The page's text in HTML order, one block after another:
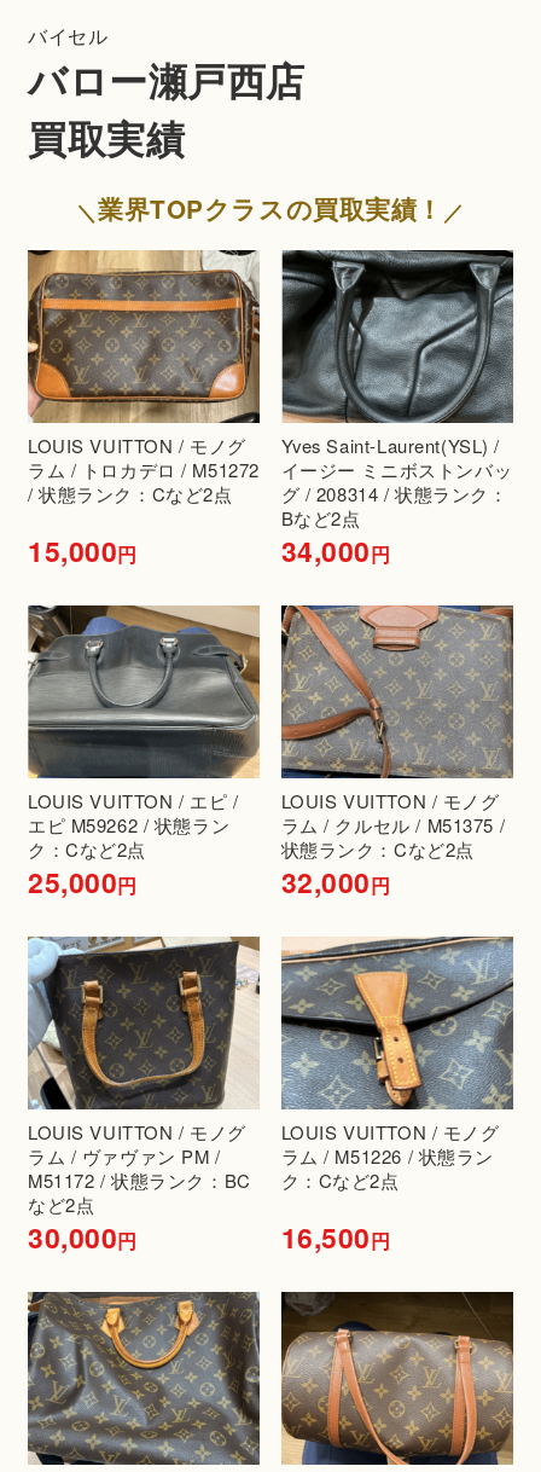
バイセル
バロー瀬戸西店
買取実績
業界TOPクラスの買取実績！
LOUIS VUITTON / モノグ
ラム / トロカデロ / M51272
/ 状態ランク：Cなど2点
15,000円
Yves Saint-Laurent(YSL) /
イージー ミニボストンバッ
グ / 208314 / 状態ランク：
Bなど2点
34,000円
LOUIS VUITTON / エピ /
エピ M59262 / 状態ラン
ク：Cなど2点
25,000円
LOUIS VUITTON / モノグ
ラム / クルセル / M51375 /
状態ランク：Cなど2点
32,000円
LOUIS VUITTON / モノグ
ラム / ヴァヴァン PM /
M51172 / 状態ランク：BC
など2点
30,000円
LOUIS VUITTON / モノグ
ラム / M51226 / 状態ラン
ク：Cなど2点
16,500円